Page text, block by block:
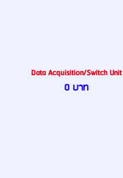
Data Acquisition/Switch Unit
0 บาท